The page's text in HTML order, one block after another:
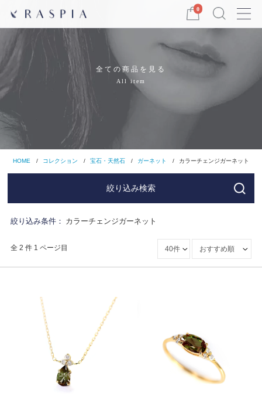
Menu
0
全ての商品を見る
All item
HOME コレクション 宝石・天然石 ガーネット カラーチェンジガーネット
絞り込み検索
絞り込み条件： カラーチェンジガーネット
全 2 件 1 ページ目